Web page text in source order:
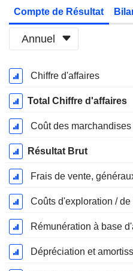
Compte de Résultat
Annuel
Période
Fiscale:
Décembre
Chiffre d'affaires
Total Chiffre d'affaires
Coût des marchandises
Résultat Brut
Frais de vente,
Coûts d'exploration / de
Rémunération à base
Dépréciation et